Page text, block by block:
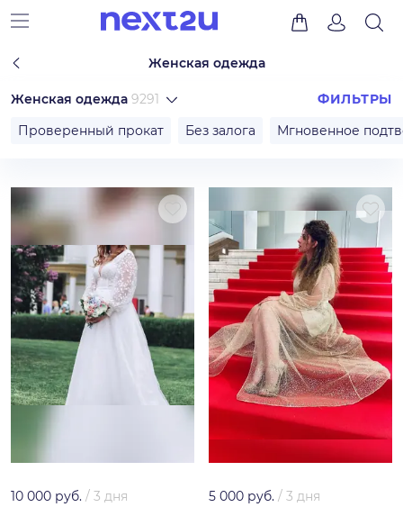
Женская одежда
Женская одежда 9291
ФИЛЬТРЫ
Проверенный прокат
Без залога Мгновенное
10 000 руб. / 3 дня
5 000 руб. / 3 дня